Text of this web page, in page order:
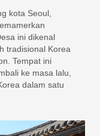
kota Seoul,
ini dikenal
tradisional Korea
Tempat ini
ke masa lalu,
dalam satu